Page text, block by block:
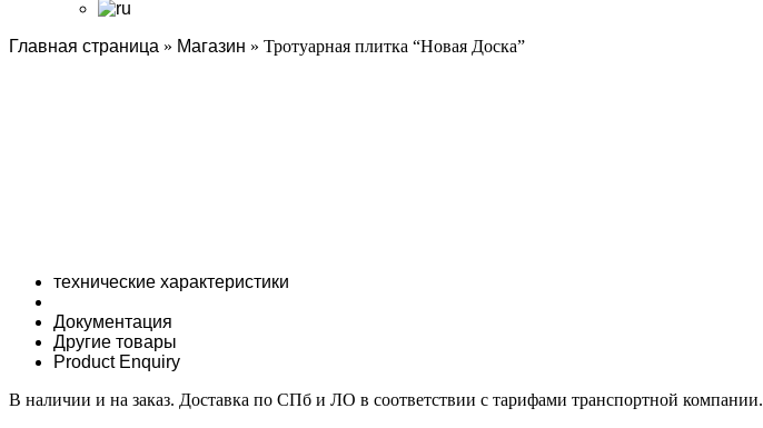
Главная страница » Магазин » Тротуарная плитка “Новая Доска”
технические характеристики
Документация
Другие товары
Product Enquiry
В наличии и на заказ. Доставка по СПб и ЛО в соответствии с тарифами транспортной компании.